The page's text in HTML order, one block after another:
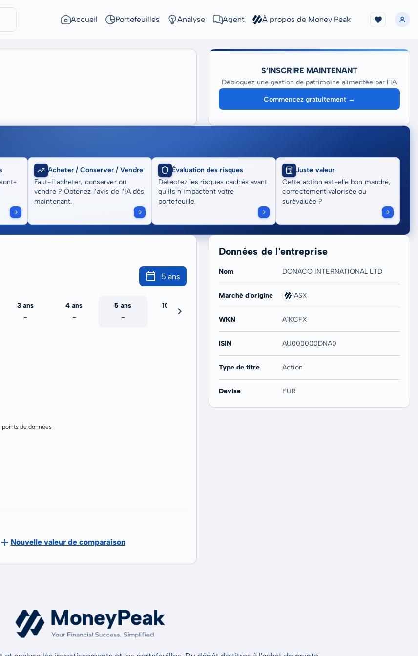
Accueil Portefeuilles Analyse Agent À propos de Money Peak
S’INSCRIRE MAINTENANT
Débloquez une gestion de patrimoine alimentée par l’IA
Commencez gratuitement →
Acheter / Conserver / Vendre
Faut-il acheter, conserver ou
vendre ? Obtenez l’avis de l’IA dès
maintenant.
Évaluation des risques
Détectez les risques cachés avant
qu’ils n’impactent votre
portefeuille.
Juste valeur
Cette action est-elle bon marché,
correctement valorisée ou
surévaluée ?
5 ans
3 ans
-
4 ans
-
5 ans
-
10 ans
-
points de données
Nouvelle valeur de comparaison
Données de l'entreprise
Nom DONACO INTERNATIONAL LTD
Marché d'origine ASX
WKN A1KCFX
ISIN AU000000DNA0
Type de titre Action
Devise EUR